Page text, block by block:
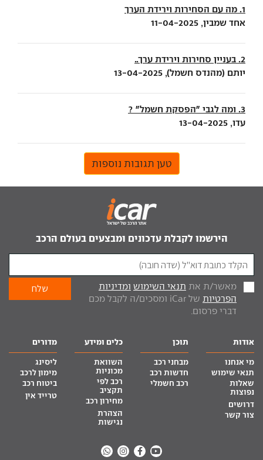
1. מה עם הסחירות וירידת הערך
אחד שמבין, 11-04-2025
2. בעניין סחירות וירידת ערך..
יותם (מהנדס חשמל), 13-04-2025
3. ומה לגבי "הפסקת חשמל" ?
עדו, 13-04-2025
טען תגובות נוספות
הירשמו לקבלת עדכונים ומבצעים בעולם הרכב
מאשר/ת את תנאי השימוש ומדיניות
הפרטיות
של iCar ומסכים/ה לקבל מכם
דברי פרסום.
אודות
מי אנחנו
תנאי שימוש
שאלות
נפוצות
דרושים
צור קשר
תוכן
מבחני רכב
חדשות רכב
רכב חשמלי
כלים ומידע
השוואת
מכוניות
רכב לפי
תקציב
מחירון רכב
הצהרת
נגישות
מדורים
ליסינג
מימון לרכב
ביטוח רכב
טרייד אין